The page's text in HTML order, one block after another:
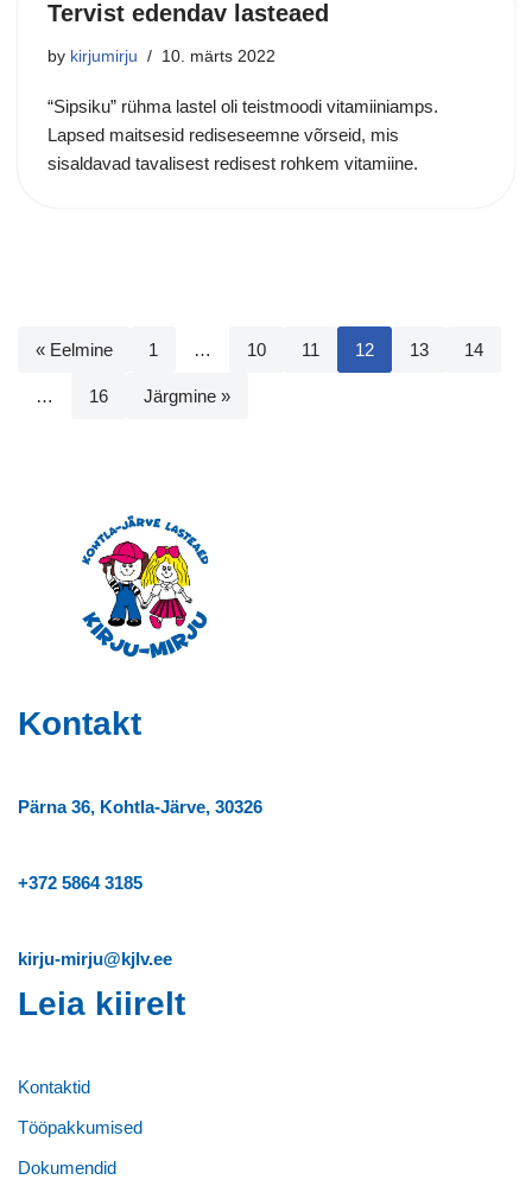
Tervist edendav lasteaed
by kirjumirju 10. märts 2022
“Sipsiku” rühma lastel oli teistmoodi vitamiiniamps.
Lapsed maitsesid rediseseemne võrseid, mis
sisaldavad tavalisest redisest rohkem vitamiine.
« Eelmine 1 … 10 11 12 13 14
… 16 Järgmine »
Kontakt
Pärna 36, Kohtla-Järve, 30326
+372 5864 3185
kirju-mirju@kjlv.ee
Leia kiirelt
Kontaktid
Tööpakkumised
Dokumendid